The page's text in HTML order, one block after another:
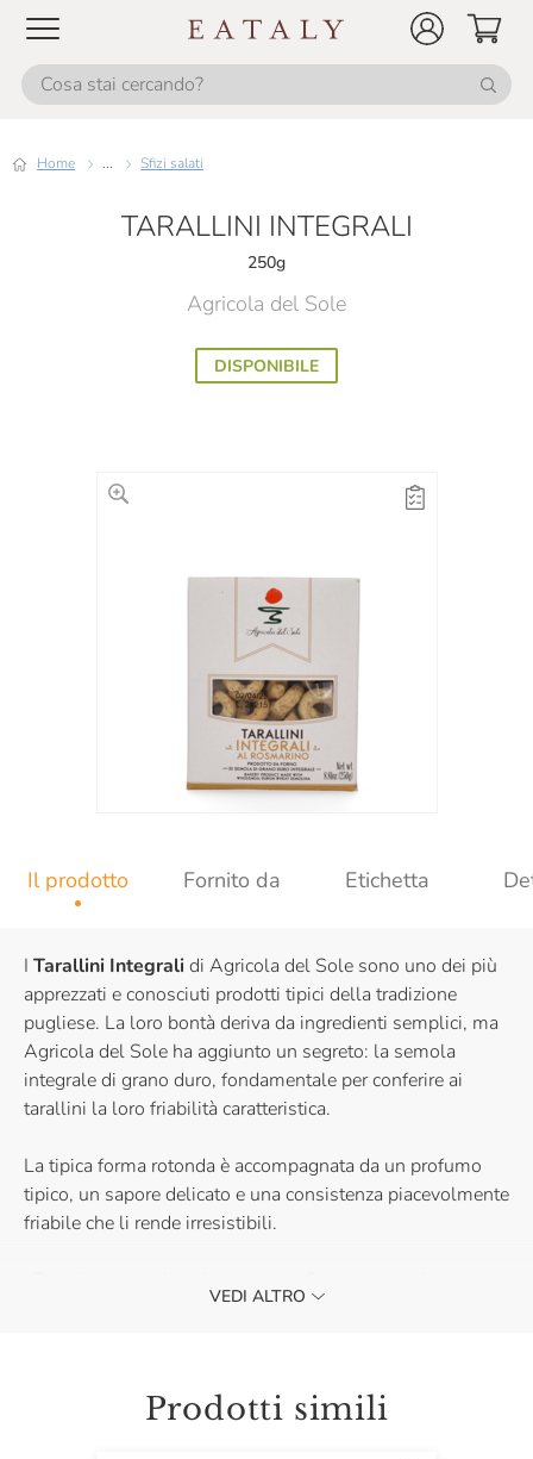
Home ... Sfizi salati
TARALLINI INTEGRALI
250g
Agricola del Sole
DISPONIBILE
Il prodotto Fornito da Etichetta
I Tarallini Integralidi Agricola del Sole sono uno dei più
apprezzati e conosciuti prodotti tipici della tradizione
pugliese. La loro bontà deriva da ingredienti semplici, ma
Agricola del Sole ha aggiunto un segreto: la semola
integrale di grano duro, fondamentale per conferire ai
tarallini la loro friabilità caratteristica.
La tipica forma rotonda è accompagnata da un profumo
tipico, un sapore delicato e una consistenza piacevolmente
friabile che li rende irresistibili.
essere sgranocchiati in qualsiasi momento e costituiscono
VEDI ALTRO
Prodotti simili